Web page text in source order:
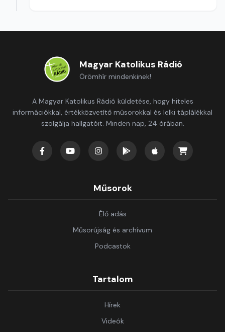
Magyar Katolikus Rádió
Örömhír mindenkinek!
A Magyar Katolikus Rádió küldetése, hogy hiteles
információkkal, értékközvetítő műsorokkal és lelki táplálékkal
szolgálja hallgatóit. Minden nap, 24 órában.
Műsorok
Élő adás
Műsorújság és archívum
Podcastok
Tartalom
Hírek
Videók